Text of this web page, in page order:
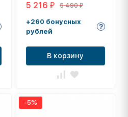
Heavy
5 216₽ 5 490₽
+260 бонусных
рублей
В корзину
-5%